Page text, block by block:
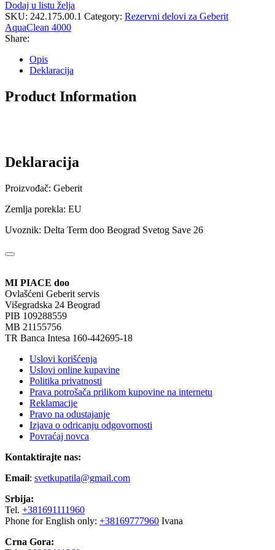
Dodaj u listu želja
SKU: 242.175.00.1 Category: Rezervni delovi za Geberit
AquaClean 4000
Share:
Opis
Deklaracija
Product Information
Deklaracija
Proizvođač: Geberit
Zemlja porekla: EU
Uvoznik: Delta Term doo Beograd Svetog Save 26
MI PIACE doo
Ovlašćeni Geberit servis
Višegradska 24 Beograd
PIB 109288559
MB 21155756
TR Banca Intesa 160-442695-18
Uslovi korišćenja
Uslovi online kupavine
Politika privatnosti
Prava potrošača prilikom kupovine na internetu
Reklamacije
Pravo na odustajanje
Izjava o odricanju odgovornosti
Povraćaj novca
Kontaktirajte nas:
Email: svetkupatila@gmail.com
Srbija:
Tel. +381691111960
Phone for English only: +38169777960 Ivana
Crna Gora: